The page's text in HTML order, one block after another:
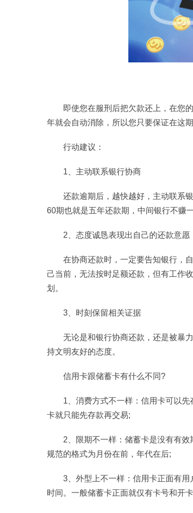
即使您在服刑后把欠款还上，在您
年就会自动消除，所以您只要保证在这
行动建议：
1、主动联系银行协商
还款逾期后，越快越好，主动联系
60期也就是五年还款期，中间银行不赚
2、态度诚恳表现出自己的还款意愿
在协商还款时，一定要告知银行，
己当前，无法按时足额还款，但有工作
划。
3、时刻保留相关证据
无论是和银行协商还款，还是被暴
持文明友好的态度。
信用卡跟储蓄卡有什么不同?
1、消费方式不一样：信用卡可以
卡就只能先存款再交易;
2、限期不一样：储蓄卡是没有有
规范的格式为月份在前，年代在后;
3、外型上不一样：信用卡正面有
时间。一般储蓄卡正面就仅有卡号和开